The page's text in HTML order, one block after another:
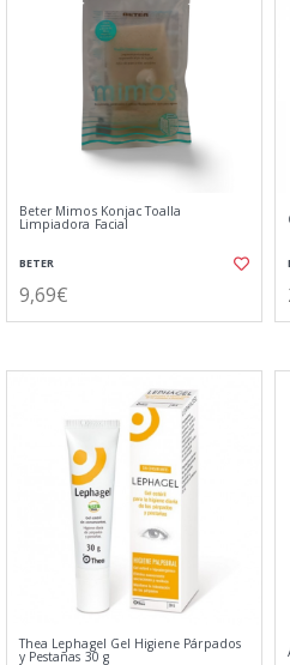
Beter Mimos Konjac Toalla
Limpiadora Facial
BETER
9,69€
Thea Lephagel Gel Higiene Párpados
y Pestañas 30 g